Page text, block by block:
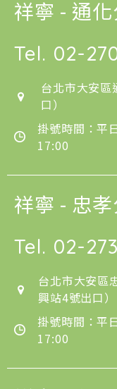
祥寧 - 通
Tel. 02-
台北市大安
口）
掛號時間：平
17:00
祥寧 - 忠
Tel. 02-
台北市大安區
興站4號出口）
掛號時間：平
17:00